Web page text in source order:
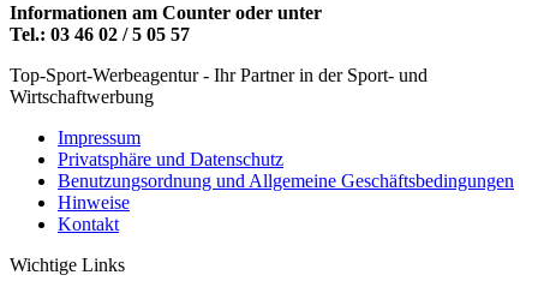
Informationen am Counter oder unter
Tel.: 03 46 02 / 5 05 57
Top-Sport-Werbeagentur - Ihr Partner in der Sport- und
Wirtschaftwerbung
Impressum
Privatsphäre und Datenschutz
Benutzungsordnung und Allgemeine Geschäftsbedingungen
Hinweise
Kontakt
Wichtige Links